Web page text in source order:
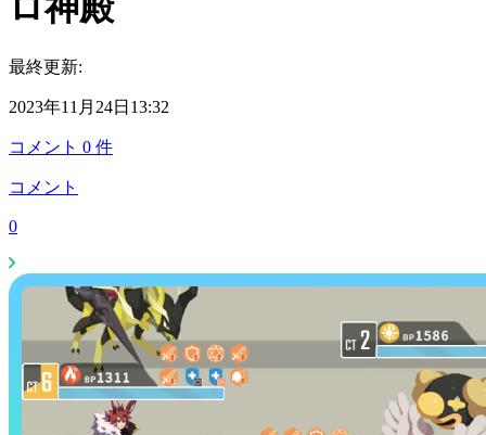
ロ神殿
最終更新:
2023年11月24日13:32
コメント 0 件
コメント
0